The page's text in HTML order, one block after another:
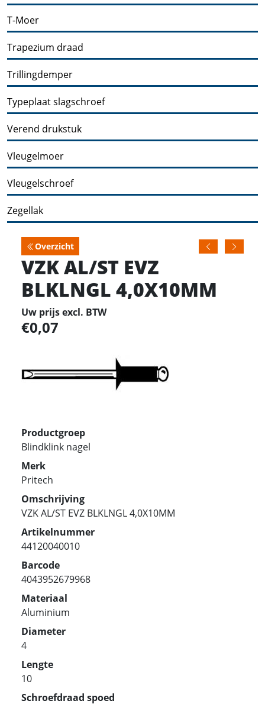
T-Moer
Trapezium draad
Trillingdemper
Typeplaat slagschroef
Verend drukstuk
Vleugelmoer
Vleugelschroef
Zegellak
Overzicht
VZK AL/ST EVZ
BLKLNGL 4,0X10MM
Uw prijs excl. BTW
0,07
Productgroep
Blindklink nagel
Merk
Pritech
Omschrijving
VZK AL/ST EVZ BLKLNGL 4,0X10MM
Artikelnummer
44120040010
Barcode
4043952679968
Materiaal
Aluminium
Diameter
4
Lengte
10
Schroefdraad spoed